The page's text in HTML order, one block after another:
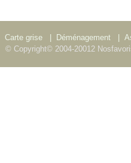
Carte grise Déménagement
© Copyright© 2004-20012